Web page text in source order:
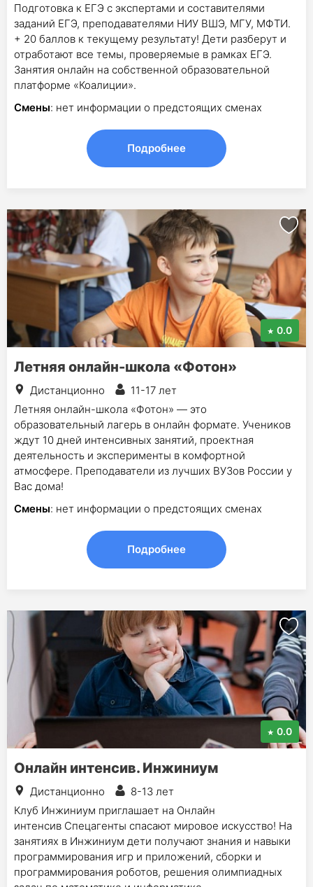
Подготовка к ЕГЭ с экспертами и составителями
заданий ЕГЭ, преподавателями НИУ ВШЭ, МГУ, МФТИ.
+ 20 баллов к текущему результату! Дети разберут и
отработают все темы, проверяемые в рамках ЕГЭ.
Занятия онлайн на собственной образовательной
платформе «Коалиции».
Смены: нет информации о предстоящих сменах
Подробнее
0.0
Летняя онлайн-школа «Фотон»
Дистанционно
11-17 лет
Летняя онлайн-школа «Фотон» — это
образовательный лагерь в онлайн формате. Учеников
ждут 10 дней интенсивных занятий, проектная
деятельность и эксперименты в комфортной
атмосфере. Преподаватели из лучших ВУЗов России у
Вас дома!
Смены: нет информации о предстоящих сменах
Подробнее
0.0
Онлайн интенсив. Инжиниум
Дистанционно
8-13 лет
Клуб Инжиниум приглашает на Онлайн
интенсив Спецагенты спасают мировое искусство! На
занятиях в Инжиниум дети получают знания и навыки
программирования игр и приложений, сборки и
программирования роботов, решения олимпиадных